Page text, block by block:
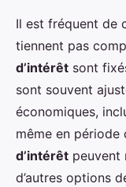
Il est fréquent de
tiennent pas
d’intérêt sont
sont souvent
économiques,
même en
d’intérêt peuvent
d’autres options